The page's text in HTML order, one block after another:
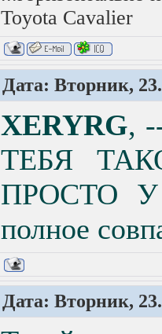
Toyota Сavalier
Дата: Вторник,
XERYRG,
ТЕБЯ
ПРОСТО У
полное
Дата: Вторник,